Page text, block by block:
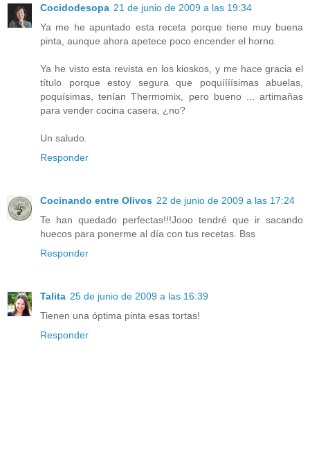
Cocidodesopa 21 de junio de 2009 a las 19:34
Ya me he apuntado esta receta porque tiene muy buena
pinta, aunque ahora apetece poco encender el horno.
Ya he visto esta revista en los kioskos, y me hace gracia el
título porque estoy segura que poquíííísimas abuelas,
poquísimas, tenían Thermomix, pero bueno ... artimañas
para vender cocina casera, ¿no?
Un saludo.
Responder
Cocinando entre Olivos 22 de junio de 2009 a las 17:24
Te han quedado perfectas!!!Jooo tendré que ir sacando
huecos para ponerme al día con tus recetas. Bss
Responder
Talita 25 de junio de 2009 a las 16:39
Tienen una óptima pinta esas tortas!
Responder